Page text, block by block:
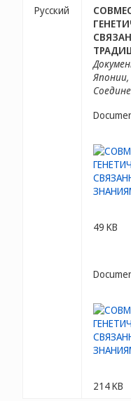
Русский
Японии,
49 KB
214 KB